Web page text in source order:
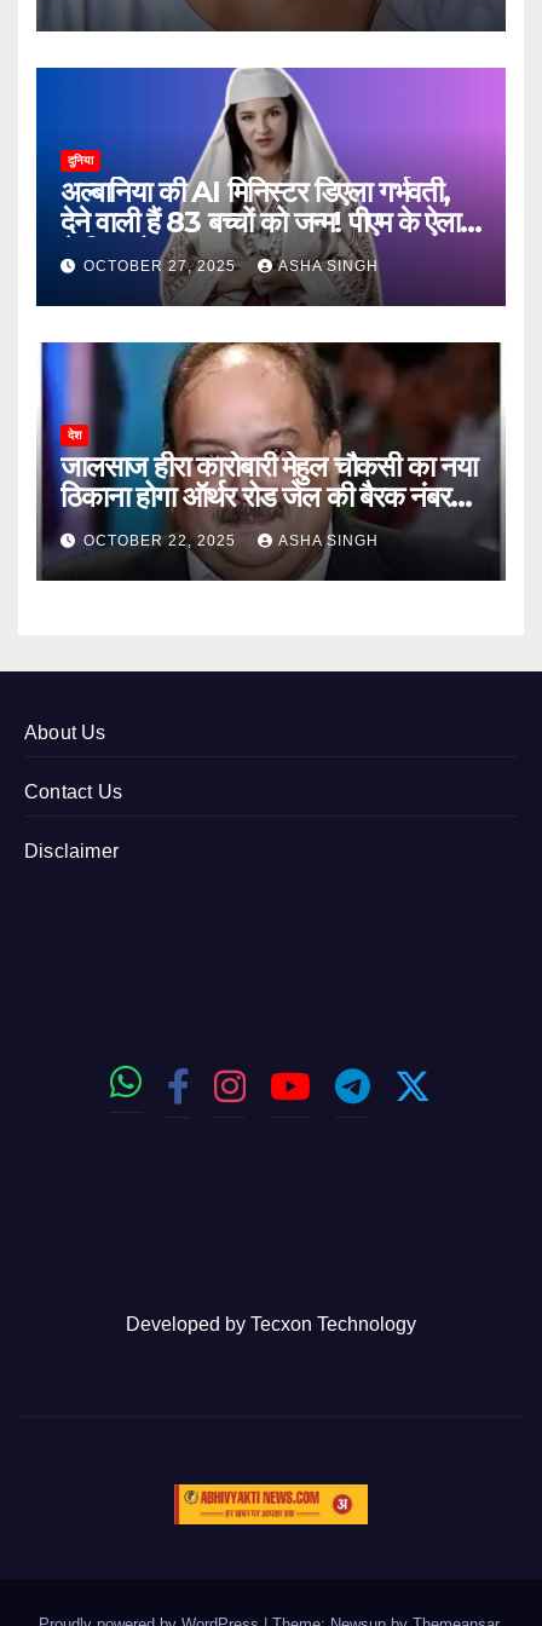
दुनिया
अल्बानिया की AI मिनिस्‍टर डिएला गर्भवती,
देने वाली हैं 83 बच्चों को जन्‍म! पीएम के ऐलान
ने किया हैरान
OCTOBER 27, 2025 ASHA SINGH
देश
जालसाज हीरा कारोबारी मेहुल चौकसी का नया
ठिकाना होगा ऑर्थर रोड जेल की बैरक नंबर
12OCTOBER 22, 2025 ASHA SINGH
About Us
Contact Us
Disclaimer
Developed by Tecxon Technology